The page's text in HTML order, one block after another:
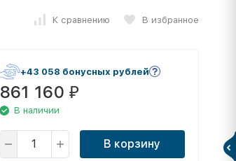
К сравнению В избранное
+43 058 бонусных рублей
861 160 ₽
В наличии
В корзину